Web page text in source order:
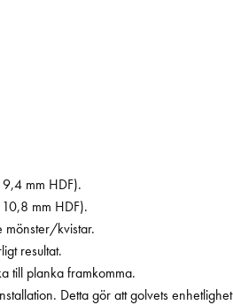
mm HDF).
mm HDF).
mönster/kvistar.
resultat.
till planka framkomma.
Detta gör att golvets enhetlighet